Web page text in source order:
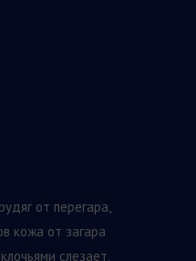
от перегара,
кожа от загара
слезает.